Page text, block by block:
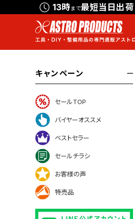
13時まで最短当日出荷
キャンペーン
セールTOP
バイヤーオススメ
ベストセラー
セールチラシ
お客様の声
特売品